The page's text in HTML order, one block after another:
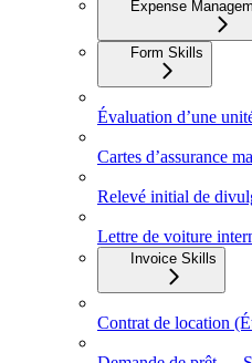
Expense
Form Skills
Évaluation d’une
Cartes d’assurance
Relevé initial de
Lettre de voiture
Invoice Skills
Contrat de location